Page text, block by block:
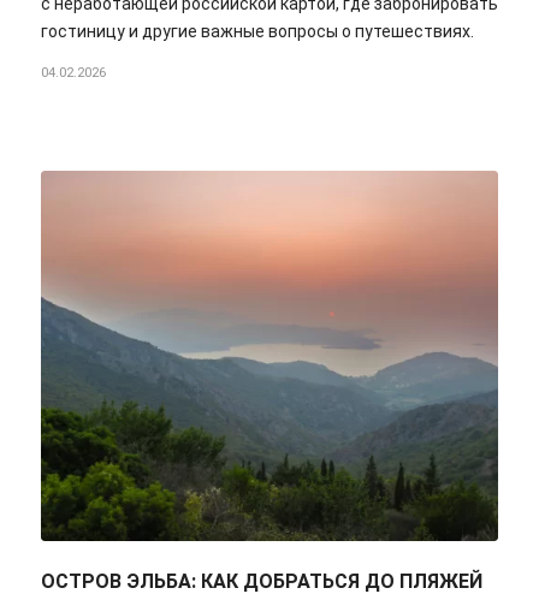
гостиницу и другие важные вопросы о путешествиях.
04.02.2026
ОСТРОВ ЭЛЬБА: КАК ДОБРАТЬСЯ ДО ПЛЯЖЕЙ